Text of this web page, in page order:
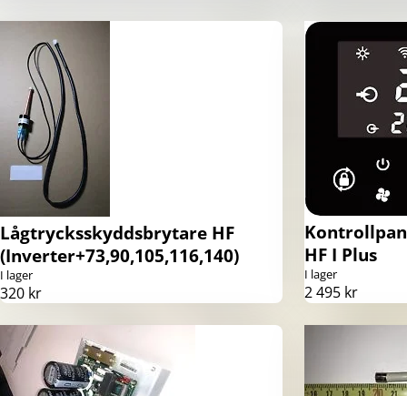
Lågtrycksskyddsbrytare HF
(Inverter+73,90,105,116,140)
I lager
320 kr
HF I Plus
I lager
2 495 kr